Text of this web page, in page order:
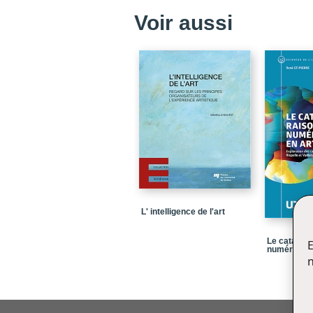
Voir aussi
L' intelligence de l'art
Le
numérique